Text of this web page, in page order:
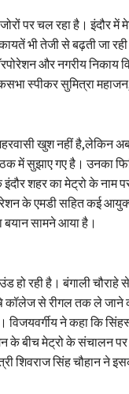
पर चल रहा है। इंदौर में
भी तेजी से बढ़ती जा
और नगरीय निकाय
स्पीकर सुमित्रा
खुश नहीं है,लेकिन
में सुझाए गए है। उनका
इंदौर शहर का मेट्रो के नाम
के एमडी सहित कई
बयान सामने आया है।
हो रही है। बंगाली चौराहे
कॉलेज से रीगल तक ले जाने
ने कहा कि
के बीच मेट्रो के संचालन
शिवराज सिंह चौहान ने